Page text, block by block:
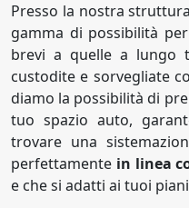
Presso la nostra
gamma di possibilità
brevi a quelle a lungo
custodite e sorvegliate
diamo la possibilità di
tuo spazio auto,
trovare una
perfettamente in linea
e che si adatti ai tuoi